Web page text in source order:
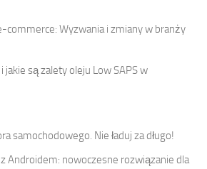
commerce: Wyzwania i zmiany w branży
jakie są zalety oleju Low SAPS w
samochodowego. Nie ładuj za długo!
Androidem: nowoczesne rozwiązanie dla